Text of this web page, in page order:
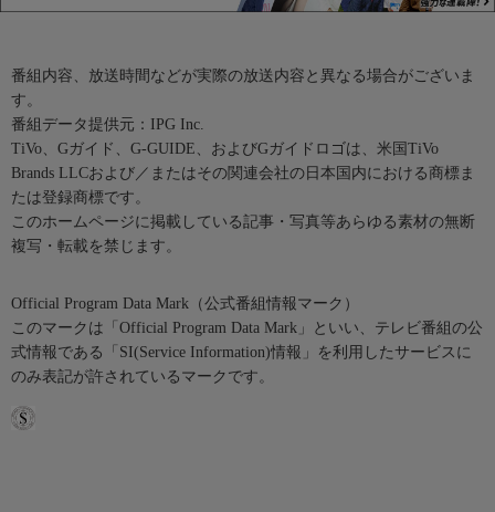
番組内容、放送時間などが実際の放送内容と異なる場合がございま
す。
番組データ提供元：IPG Inc.
TiVo、Gガイド、G-GUIDE、およびGガイドロゴは、米国TiVo
Brands LLCおよび／またはその関連会社の日本国内における商標ま
たは登録商標です。
このホームページに掲載している記事・写真等あらゆる素材の無断
複写・転載を禁じます。
Official Program Data Mark（公式番組情報マーク）
このマークは「Official Program Data Mark」といい、テレビ番組の公
式情報である「SI(Service Information)情報」を利用したサービスに
のみ表記が許されているマークです。